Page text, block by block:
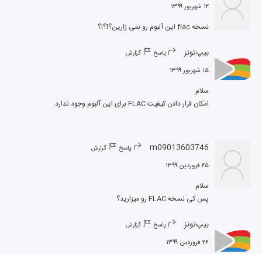
۱۲ شهریور ۱۳۹۹
نسخه flac این آلبوم رو نمی زارین؟!؟!؟
بیپ‌تونز پاسخ گزارش
۱۵ شهریور ۱۳۹۹
امکان قرار دادن کیفیت FLAC برای این آلبوم وجود ندارد.
m09013603746 پاسخ گزارش
۲۵ فروردین ۱۳۹۹
پس کی نسخه FLAC رو میزارید؟
بیپ‌تونز پاسخ گزارش
۲۶ فروردین ۱۳۹۹